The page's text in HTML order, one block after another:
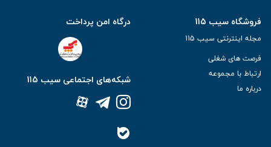
فروشگاه سیب 115
مجله اینترنتی سیب 115
فرصت های شغلی
ارتباط با مجموعه
درباره ما
درگاه امن پرداخت
شبکه‌های اجتماعی سیب 115